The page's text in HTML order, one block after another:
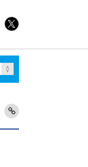
Link